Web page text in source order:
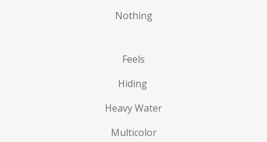
Nothing
Feels
Hiding
Heavy Water
Multicolor